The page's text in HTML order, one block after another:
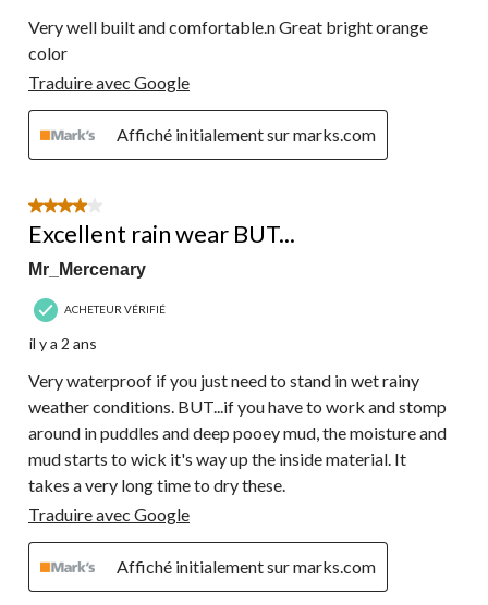
Very well built and comfortable.n Great bright orange
color
Traduire avec Google
Affiché initialement sur marks.com
4 étoile(s) sur 5.
Excellent rain wear BUT...
Mr_Mercenary
ACHETEUR VÉRIFIÉ
il y a 2 ans
Very waterproof if you just need to stand in wet rainy
weather conditions. BUT...if you have to work and stomp
around in puddles and deep pooey mud, the moisture and
mud starts to wick it's way up the inside material. It
takes a very long time to dry these.
Traduire avec Google
Affiché initialement sur marks.com